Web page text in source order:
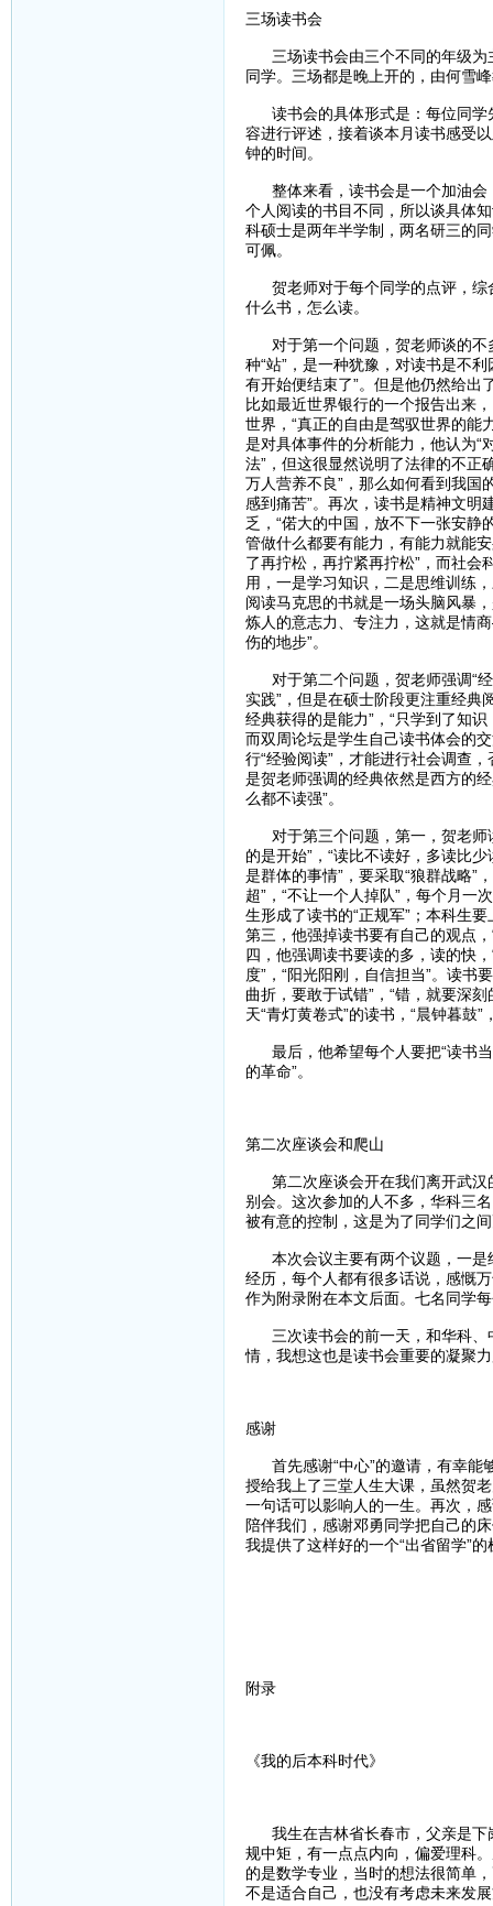
三场读书会
三场读书会由三个不同的年级为
同学。三场都是晚上开的，由何雪
读书会的具体形式是：每位同学
容进行评述，接着谈本月读书感受
钟的时间。
整体来看，读书会是一个加油会
个人阅读的书目不同，所以谈具体
科硕士是两年半学制，两名研三的
可佩。
贺老师对于每个同学的点评，综
什么书，怎么读。
对于第一个问题，贺老师谈的不
种“站”，是一种犹豫，对读书是不
有开始便结束了”。但是他仍然给出
比如最近世界银行的一个报告出来
世界，“真正的自由是驾驭世界的能
是对具体事件的分析能力，他认为“
法”，但这很显然说明了法律的不正
万人营养不良”，那么如何看到我国
感到痛苦”。再次，读书是精神文明
乏，“偌大的中国，放不下一张安静
管做什么都要有能力，有能力就能
了再拧松，再拧紧再拧松”，而社
用，一是学习知识，二是思维训练
阅读马克思的书就是一场头脑风暴
炼人的意志力、专注力，这就是情
伤的地步”。
对于第二个问题，贺老师强调“经
实践”，但是在硕士阶段更注重经典
经典获得的是能力”，“只学到了知
而双周论坛是学生自己读书体会的
行“经验阅读”，才能进行社会调查
是贺老师强调的经典依然是西方的
么都不读强”。
对于第三个问题，第一，贺老师
的是开始”，“读比不读好，多读比
是群体的事情”，要采取“狼群战略”
超”，“不让一个人掉队”，每个月一
生形成了读书的“正规军”；本科生
第三，他强掉读书要有自己的观点
四，他强调读书要读的多，读的快
度”，“阳光阳刚，自信担当”。读书
曲折，要敢于试错”，“错，就要深
天“青灯黄卷式”的读书，“晨钟暮鼓
最后，他希望每个人要把“读书当
的革命”。
第二次座谈会和爬山
第二次座谈会开在我们离开武汉
别会。这次参加的人不多，华科三
被有意的控制，这是为了同学们之
本次会议主要有两个议题，一是
经历，每个人都有很多话说，感慨
作为附录附在本文后面。七名同学
三次读书会的前一天，和华科、
情，我想这也是读书会重要的凝聚
感谢
首先感谢“中心”的邀请，有幸能
授给我上了三堂人生大课，虽然贺
一句话可以影响人的一生。再次，
陪伴我们，感谢邓勇同学把自己的
我提供了这样好的一个“出省留学”的
附录
《我的后本科时代》
我生在吉林省长春市，父亲是下
规中矩，有一点点内向，偏爱理科
的是数学专业，当时的想法很简单
不是适合自己，也没有考虑未来发